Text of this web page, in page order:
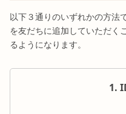
以下３通りのいずれかの方法
を友だちに追加していただく
るようになります。
1.